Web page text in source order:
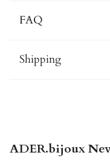
FAQ
Shipping
ADER.bijoux